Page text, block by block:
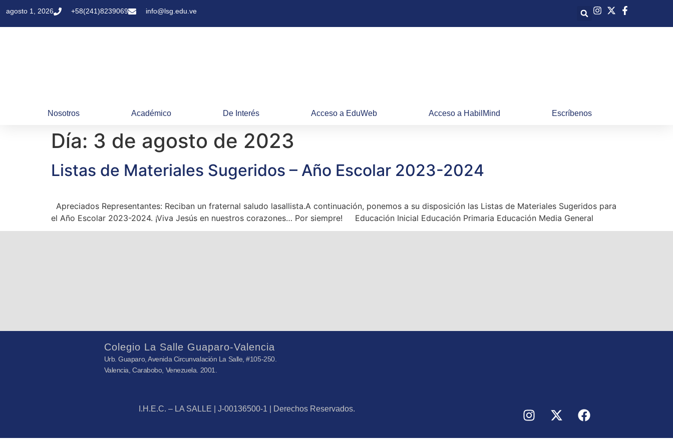
agosto 1, 2026 +58(241)8239069 info@lsg.edu.ve
Nosotros Académico De Interés Acceso a EduWeb Acceso a HabilMind Escríbenos
Día: 3 de agosto de 2023
Listas de Materiales Sugeridos – Año Escolar 2023-2024
Apreciados Representantes: Reciban un fraternal saludo lasallista.A continuación, ponemos a su disposición las Listas de Materiales Sugeridos para
el Año Escolar 2023-2024. ¡Viva Jesús en nuestros corazones… Por siempre! Educación Inicial Educación Primaria Educación Media General
Colegio La Salle Guaparo-Valencia
Urb. Guaparo, Avenida Circunvalación La Salle, #105-250.
Valencia, Carabobo, Venezuela. 2001.
I.H.E.C. – LA SALLE | J-00136500-1 | Derechos Reservados.